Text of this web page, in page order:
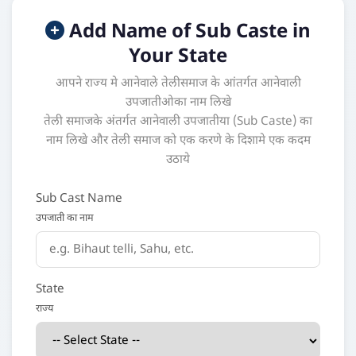
Add Name of Sub Caste in
Your State
आपने राज्य मे आनेवाले तेलीसमाज के आंतर्गत आनेवाली
उपजातीओका नाम लिखे
तेली समाजके अंतर्गत आनेवाली उपजातीया (Sub Caste) का
नाम लिखे और तेली समाज को एक करणे के दिशामे एक कदम
उठाये
Sub Cast Name
उपजाती का नाम
State
राज्य